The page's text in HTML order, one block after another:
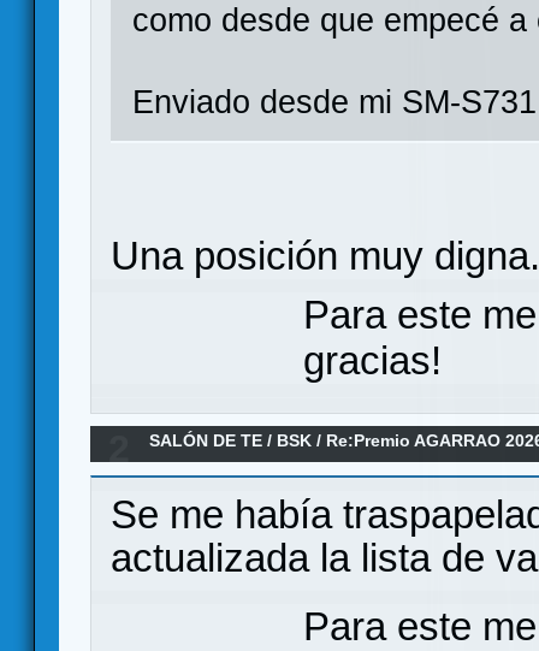
como desde que empecé
Enviado desde mi SM-
Una posición muy digna.
Para este
gracias!
SALÓN DE TE / BSK / Re:Premio AGARRAO
Se me había
actualizada la lista de
Para este